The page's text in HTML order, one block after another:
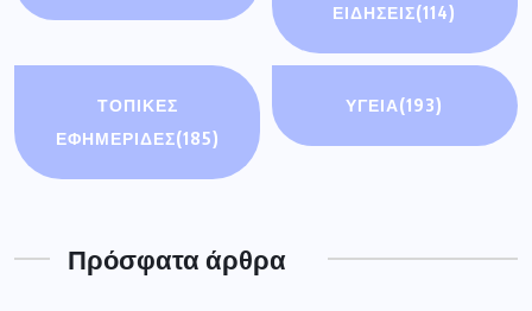
ΕΙΔΉΣΕΙΣ(114)
ΤΟΠΙΚΕΣ
ΕΦΗΜΕΡΙΔΕΣ(185)
ΥΓΕΙΑ(193)
Πρόσφατα άρθρα